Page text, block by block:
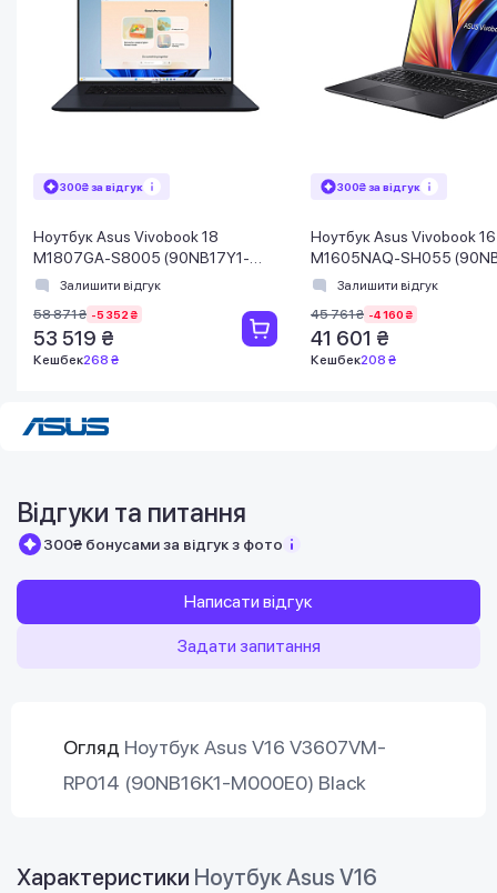
300₴ за відгук
Ноутбук Asus Vivobook 18
M1807GA-S8005 (90NB17Y1-
M000B0) Quiet Blue
Залишити відгук
58 871 ₴ -5 352 ₴
53 519 ₴
Кешбек268 ₴
300₴ за відгук
Ноутбук Asus Vivobook
M1605NAQ-SH055
M001Z0) Indie Black
Залишити відгук
45 761 ₴ -4 160 ₴
41 601 ₴
Кешбек208 ₴
Відгуки та питання
300₴ бонусами за відгук з фото
Написати відгук
Задати запитання
Огляд Ноутбук Asus V16 V3607VM-
RP014 (90NB16K1-M000E0) Black
Характеристики Ноутбук Asus V16